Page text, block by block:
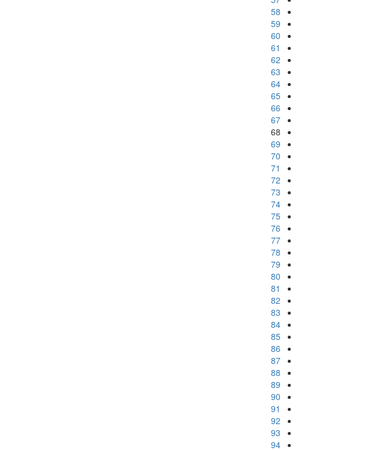
58
59
60
61
62
63
64
65
66
67
68
69
70
71
72
73
74
75
76
77
78
79
80
81
82
83
84
85
86
87
88
89
90
91
92
93
94